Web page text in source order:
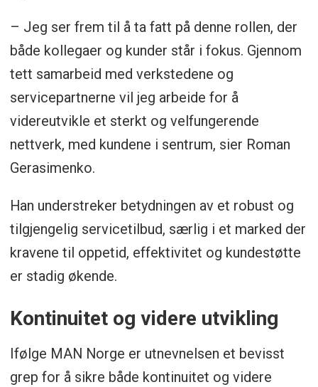
– Jeg ser frem til å ta fatt på denne rollen, der
både kollegaer og kunder står i fokus. Gjennom
tett samarbeid med verkstedene og
servicepartnerne vil jeg arbeide for å
videreutvikle et sterkt og velfungerende
nettverk, med kundene i sentrum, sier Roman
Gerasimenko.
Han understreker betydningen av et robust og
tilgjengelig servicetilbud, særlig i et marked der
kravene til oppetid, effektivitet og kundestøtte
er stadig økende.
Kontinuitet og videre utvikling
Ifølge MAN Norge er utnevnelsen et bevisst
grep for å sikre både kontinuitet og videre